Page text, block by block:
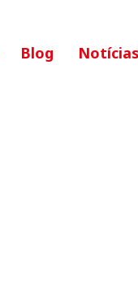
Blog
Notícias